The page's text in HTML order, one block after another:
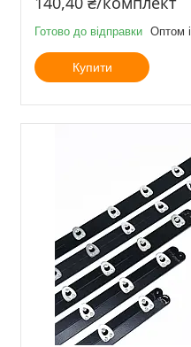
Готово до відправки Оптом
Купити